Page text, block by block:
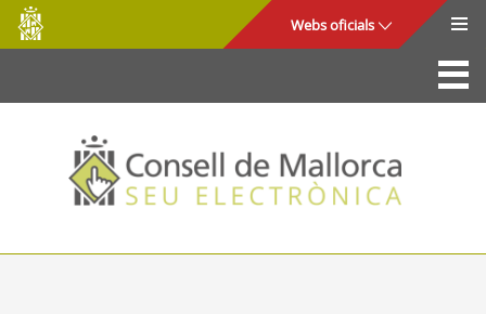
Salta al contingut principal
Consell
de
Mallorca
Webs oficials
La Seu
Consell de Mallorca
Accés i seguretat
Utilitats